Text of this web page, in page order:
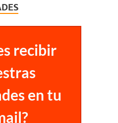
recibir
en tu